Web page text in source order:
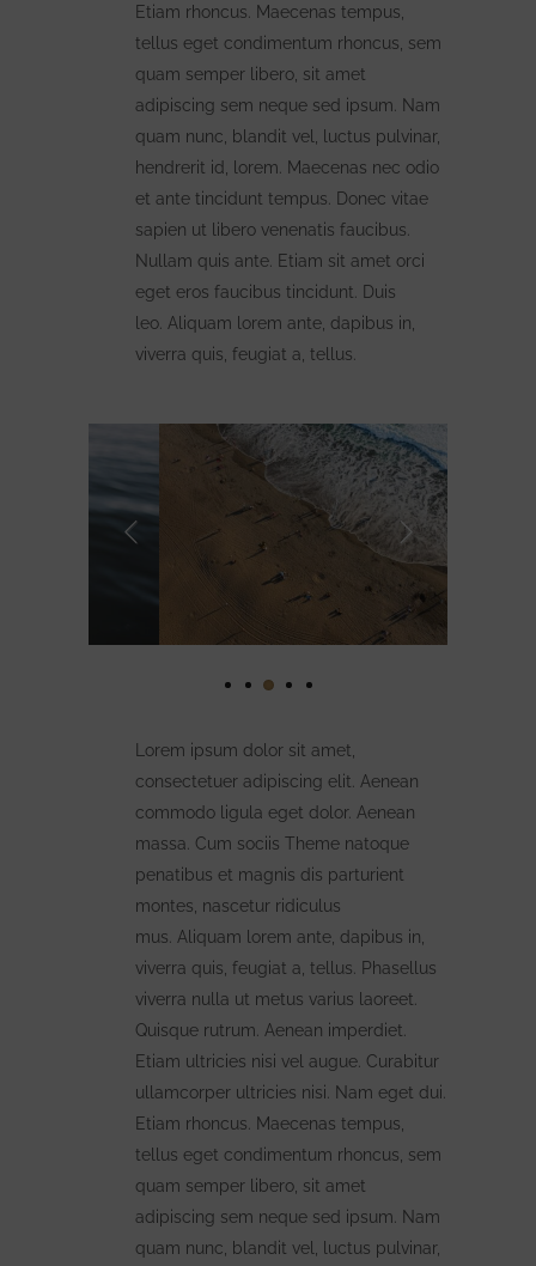
Etiam rhoncus. Maecenas tempus,
tellus eget condimentum rhoncus, sem
quam semper libero, sit amet
adipiscing sem neque sed ipsum. Nam
quam nunc, blandit vel, luctus pulvinar,
hendrerit id, lorem. Maecenas nec odio
et ante tincidunt tempus. Donec vitae
sapien ut libero venenatis faucibus.
Nullam quis ante. Etiam sit amet orci
eget eros faucibus tincidunt. Duis
leo. Aliquam lorem ante, dapibus in,
viverra quis, feugiat a, tellus.
Lorem ipsum dolor sit amet,
consectetuer adipiscing elit. Aenean
commodo ligula eget dolor. Aenean
massa. Cum sociis Theme natoque
penatibus et magnis dis parturient
montes, nascetur ridiculus
mus. Aliquam lorem ante, dapibus in,
viverra quis, feugiat a, tellus. Phasellus
viverra nulla ut metus varius laoreet.
Quisque rutrum. Aenean imperdiet.
Etiam ultricies nisi vel augue. Curabitur
ullamcorper ultricies nisi. Nam eget dui.
Etiam rhoncus. Maecenas tempus,
tellus eget condimentum rhoncus, sem
quam semper libero, sit amet
adipiscing sem neque sed ipsum. Nam
quam nunc, blandit vel, luctus pulvinar,